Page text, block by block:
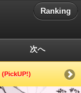
Ranking
次へ
(PickUP!)